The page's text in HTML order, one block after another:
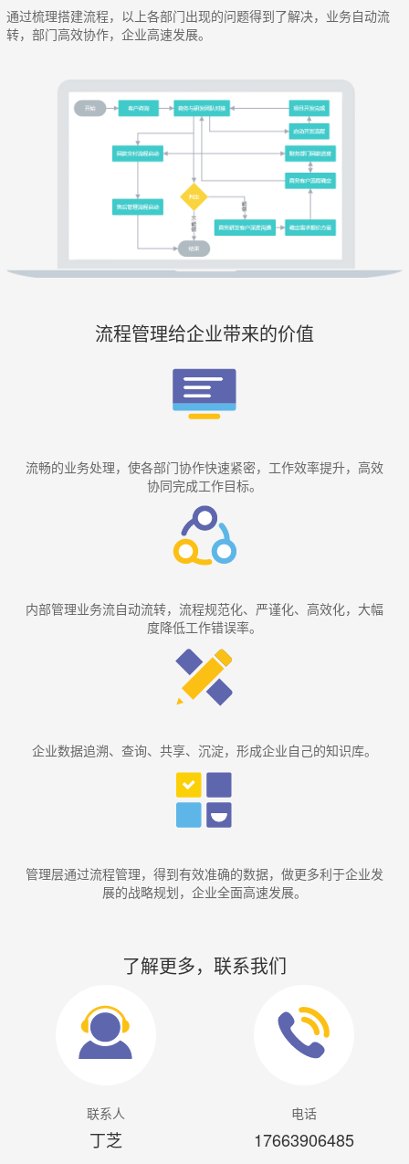
通过梳理搭建流程，以上各部门出现的问题得到了解决，业务自动流
转，部门高效协作，企业高速发展。
流程管理给企业带来的价值
流畅的业务处理，使各部门协作快速紧密，工作效率提升，高效
协同完成工作目标。
内部管理业务流自动流转，流程规范化、严谨化、高效化，大幅
度降低工作错误率。
企业数据追溯、查询、共享、沉淀，形成企业自己的知识库。
管理层通过流程管理，得到有效准确的数据，做更多利于企业发
展的战略规划，企业全面高速发展。
了解更多，联系我们
联系人
丁芝
电话
17663906485